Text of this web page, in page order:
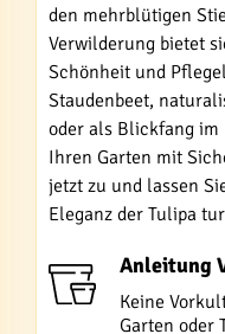
den mehrblütigen
Verwilderung bietet
Schönheit und
Staudenbeet,
oder als Blickfang im
Ihren Garten mit
jetzt zu und lassen
Eleganz der Tulipa
Anleitung
Keine
Garten oder